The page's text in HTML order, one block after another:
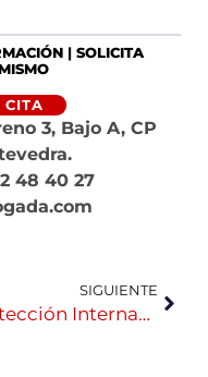
| SOLICITA
3, Bajo A, CP
48 40 27
SIGUIENTE
Protección Internacional En España(ASILO)